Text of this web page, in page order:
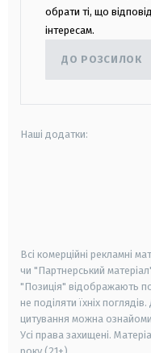
обрати ті, що
інтересам.
ДО РОЗСИЛОК
Наші додатки:
Всі комерційні рекламні
чи "Партнерський
"Позиція" відображають
не поділяти їхніх
цитування можна
Усі права захищені.